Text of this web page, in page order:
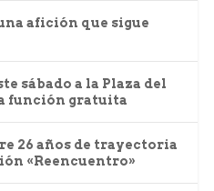
afición que sigue
sábado a la Plaza del
función gratuita
26 años de trayectoria
«Reencuentro»